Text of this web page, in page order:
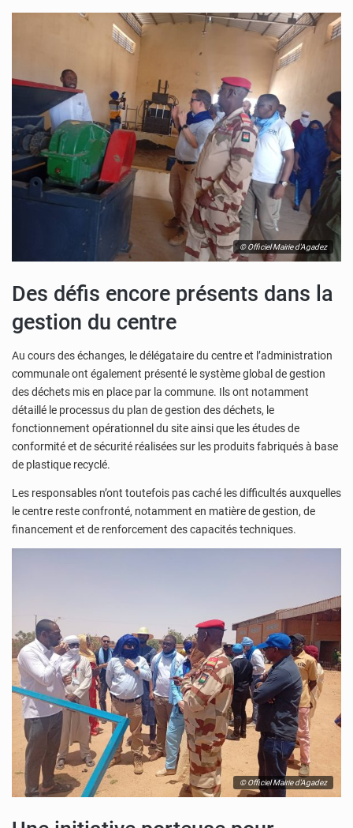
© Officiel Mairie d'Agadez
Des défis encore présents dans la
gestion du centre
Au cours des échanges, le délégataire du centre et l’administration
communale ont également présenté le système global de gestion
des déchets mis en place par la commune. Ils ont notamment
détaillé le processus du plan de gestion des déchets, le
fonctionnement opérationnel du site ainsi que les études de
conformité et de sécurité réalisées sur les produits fabriqués à base
de plastique recyclé.
Les responsables n’ont toutefois pas caché les difficultés auxquelles
le centre reste confronté, notamment en matière de gestion, de
financement et de renforcement des capacités techniques.
© Officiel Mairie d'Agadez